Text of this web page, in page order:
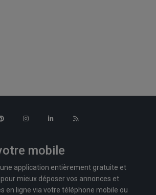
mobile
application entièrement gratuite et
mieux déposer vos annonces et
en ligne via votre téléphone mobile ou